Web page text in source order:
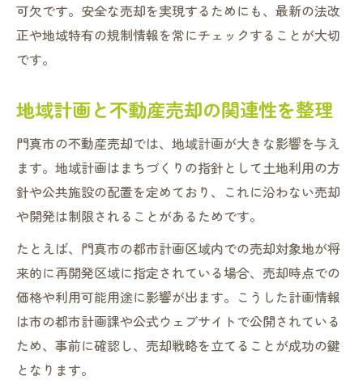
可欠です。安全な売却を実現するためにも、最新の法改
正や地域特有の規制情報を常にチェックすることが大切
です。
地域計画と不動産売却の関連性を整理
門真市の不動産売却では、地域計画が大きな影響を与え
ます。地域計画はまちづくりの指針として土地利用の方
針や公共施設の配置を定めており、これに沿わない売却
や開発は制限されることがあるためです。
たとえば、門真市の都市計画区域内での売却対象地が将
来的に再開発区域に指定されている場合、売却時点での
価格や利用可能用途に影響が出ます。こうした計画情報
は市の都市計画課や公式ウェブサイトで公開されている
ため、事前に確認し、売却戦略を立てることが成功の鍵
となります。